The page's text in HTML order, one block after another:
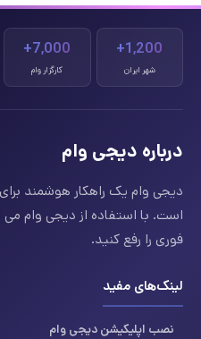
1,200+
شهر ایران
7,000+
کارگزار وام
درباره دیجی وام
دیجی وام یک راهکار هوشمند
است. با استفاده از دیجی وام می
فوری را رفع کنید.
لینک‌های مفید
نصب اپلیکیشن دیجی وام